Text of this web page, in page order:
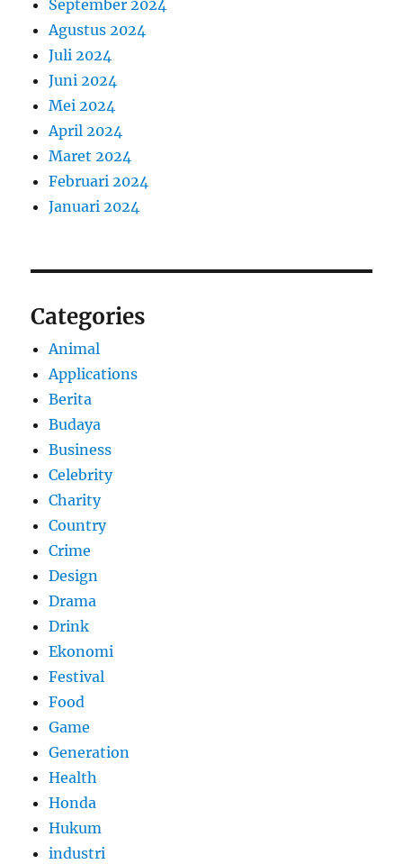
September 2024
Agustus 2024
Juli 2024
Juni 2024
Mei 2024
April 2024
Maret 2024
Februari 2024
Januari 2024
Categories
Animal
Applications
Berita
Budaya
Business
Celebrity
Charity
Country
Crime
Design
Drama
Drink
Ekonomi
Festival
Food
Game
Generation
Health
Honda
Hukum
industri